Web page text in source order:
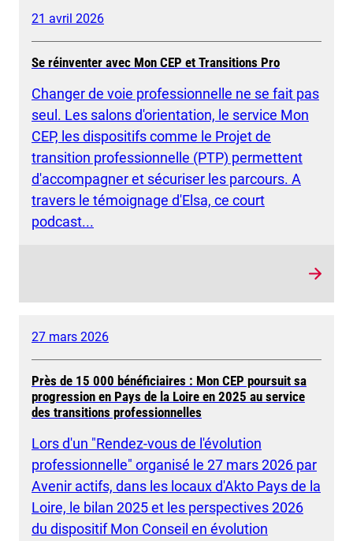
21 avril 2026
Se réinventer avec Mon CEP et Transitions Pro
Changer de voie professionnelle ne se fait pas
seul. Les salons d'orientation, le service Mon
CEP, les dispositifs comme le Projet de
transition professionnelle (PTP) permettent
d'accompagner et sécuriser les parcours. A
travers le témoignage d'Elsa, ce court
podcast...
27 mars 2026
Près de 15 000 bénéficiaires : Mon CEP poursuit sa
progression en Pays de la Loire en 2025 au service
des transitions professionnelles
Lors d'un "Rendez-vous de l'évolution
professionnelle" organisé le 27 mars 2026 par
Avenir actifs, dans les locaux d'Akto Pays de la
Loire, le bilan 2025 et les perspectives 2026
du dispositif Mon Conseil en évolution